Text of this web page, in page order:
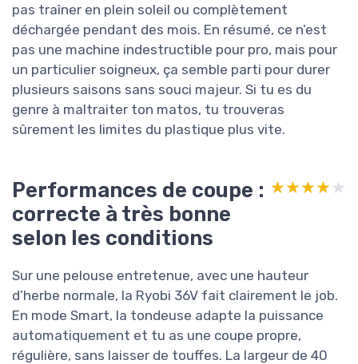
pas traîner en plein soleil ou complètement
déchargée pendant des mois. En résumé, ce n’est
pas une machine indestructible pour pro, mais pour
un particulier soigneux, ça semble parti pour durer
plusieurs saisons sans souci majeur. Si tu es du
genre à maltraiter ton matos, tu trouveras
sûrement les limites du plastique plus vite.
Performances de coupe :
correcte à très bonne
selon les conditions
★★★★★
★★★★★
Sur une pelouse entretenue, avec une hauteur
d’herbe normale, la Ryobi 36V fait clairement le job.
En mode Smart, la tondeuse adapte la puissance
automatiquement et tu as une coupe propre,
régulière, sans laisser de touffes. La largeur de 40